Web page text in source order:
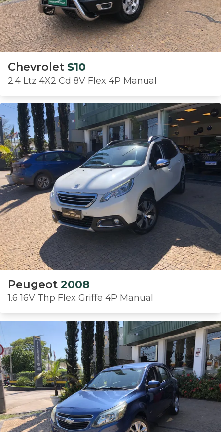
Chevrolet S10
2.4 Ltz 4X2 Cd 8V Flex 4P Manual
Peugeot 2008
1.6 16V Thp Flex Griffe 4P Manual